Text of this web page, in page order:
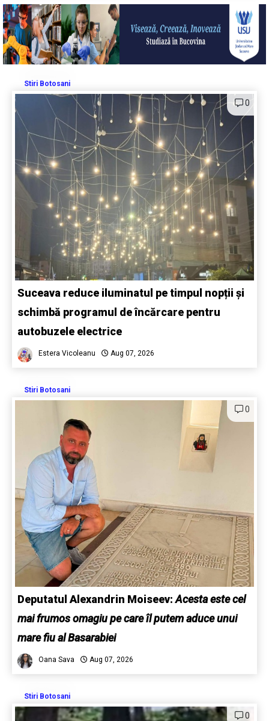
Stiri Botosani
0
Suceava reduce iluminatul pe timpul nopții și
schimbă programul de încărcare pentru
autobuzele electrice
Estera Vicoleanu Aug 07, 2026
Stiri Botosani
0
Deputatul Alexandrin Moiseev:Acesta este cel
mai frumos omagiu pe care îl putem aduce unui
mare fiu al Basarabiei
Oana Sava Aug 07, 2026
Stiri Botosani
0